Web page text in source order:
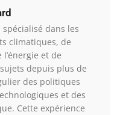
dans les
climatiques, de
et de
depuis plus de
des politiques
et des
Cette expérience